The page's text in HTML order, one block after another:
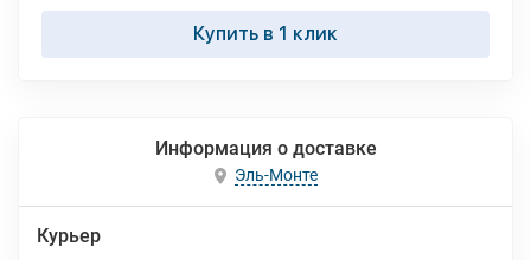
Купить в 1 клик
Информация о доставке
Эль-Монте
Курьер